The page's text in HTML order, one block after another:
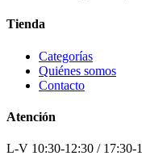
Tienda
Categorías
Quiénes somos
Contacto
Atención
L-V 10:30-12:30 / 17:30-